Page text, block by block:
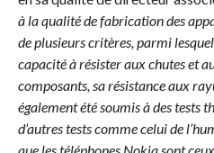
à la qualité de fabrication des
de plusieurs critères, parmi
capacité à résister aux chutes et
composants, sa résistance aux
également été soumis à des tests
d’autres tests comme celui de